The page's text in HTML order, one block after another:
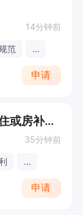
14分钟前
范 ...
申请
销售业务员（高底薪+工龄奖+包住或房补+餐补）接受应届
35分钟前
...
申请